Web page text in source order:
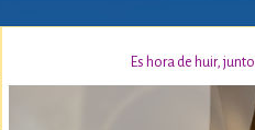
Es hora de huir,